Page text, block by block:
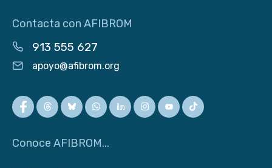
Contacta con AFIBROM
913 555 627
apoyo@afibrom.org
Conoce AFIBROM...